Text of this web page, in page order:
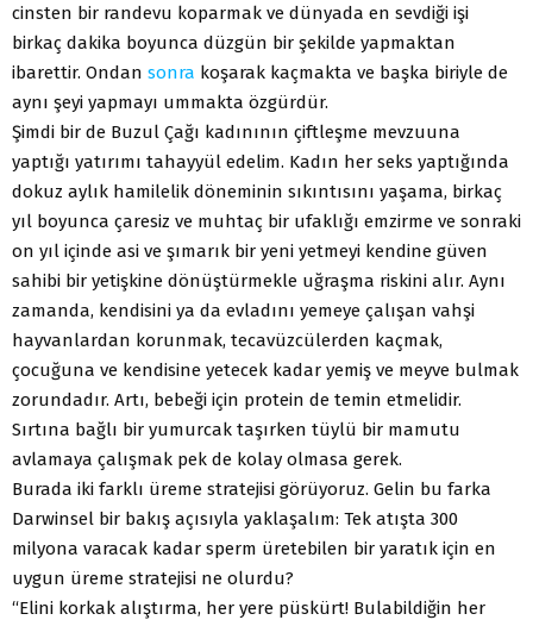
cinsten bir randevu koparmak ve dünyada en sevdiği işi
birkaç dakika boyunca düzgün bir şekilde yapmaktan
ibarettir. Ondan sonra koşarak kaçmakta ve başka biriyle de
aynı şeyi yapmayı ummakta özgürdür.
Şimdi bir de Buzul Çağı kadınının çiftleşme mevzuuna
yaptığı yatırımı tahayyül edelim. Kadın her seks yaptığında
dokuz aylık hamilelik döneminin sıkıntısını yaşama, birkaç
yıl boyunca çaresiz ve muhtaç bir ufaklığı emzirme ve sonraki
on yıl içinde asi ve şımarık bir yeni yetmeyi kendine güven
sahibi bir yetişkine dönüştürmekle uğraşma riskini alır. Aynı
zamanda, kendisini ya da evladını yemeye çalışan vahşi
hayvanlardan korunmak, tecavüzcülerden kaçmak,
çocuğuna ve kendisine yetecek kadar yemiş ve meyve bulmak
zorundadır. Artı, bebeği için protein de temin etmelidir.
Sırtına bağlı bir yumurcak taşırken tüylü bir mamutu
avlamaya çalışmak pek de kolay olmasa gerek.
Burada iki farklı üreme stratejisi görüyoruz. Gelin bu farka
Darwinsel bir bakış açısıyla yaklaşalım: Tek atışta 300
milyona varacak kadar sperm üretebilen bir yaratık için en
uygun üreme stratejisi ne olurdu?
“Elini korkak alıştırma, her yere püskürt! Bulabildiğin her